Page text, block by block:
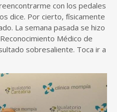
con los pedales
dice. Por cierto, físicamente
La semana pasada se hizo
Médico de
sobresaliente. Toca ir a